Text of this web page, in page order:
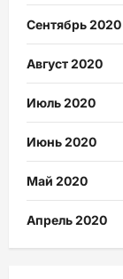
Сентябрь 2020
Август 2020
Июль 2020
Июнь 2020
Май 2020
Апрель 2020